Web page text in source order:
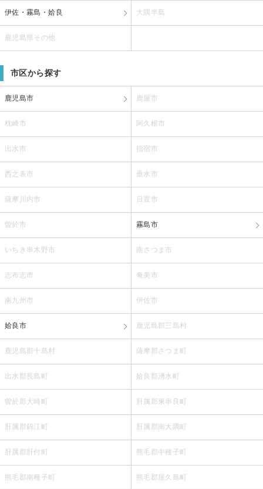
伊佐・霧島・姶良 大隅半島
鹿児島県その他
市区から探す
鹿児島市 鹿屋市
枕崎市 阿久根市
出水市 指宿市
西之表市 垂水市
薩摩川内市 日置市
曽於市 霧島市
いちき串木野市 南さつま市
志布志市 奄美市
南九州市 伊佐市
姶良市 鹿児島郡三島村
鹿児島郡十島村 薩摩郡さつま町
出水郡長島町 姶良郡湧水町
曽於郡大崎町 肝属郡東串良町
肝属郡錦江町 肝属郡南大隅町
肝属郡肝付町 熊毛郡中種子町
熊毛郡南種子町 熊毛郡屋久島町